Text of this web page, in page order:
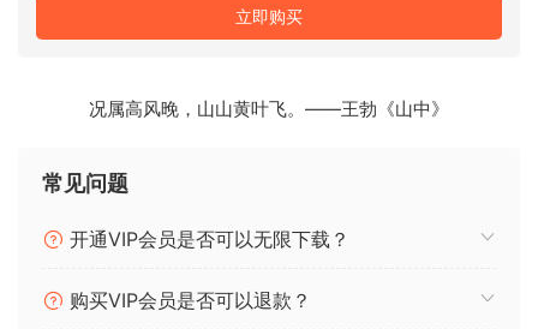
– 2 个滤波器包络
– 7199 个 NCW 文件
– 建议使用 16 GB RAM
立即购买
况属高风晚，山山黄叶飞。——王勃《山中》
常见问题
开通VIP会员是否可以无限下载？
购买VIP会员是否可以退款？